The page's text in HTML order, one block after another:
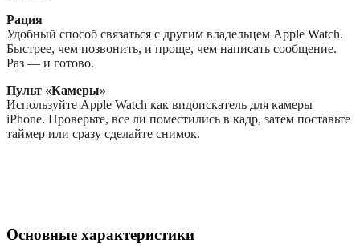
Рация
Удобный способ связаться с другим владельцем Apple Watch.
Быстрее, чем позвонить, и проще, чем написать сообщение.
Раз — и готово.
Пульт «Камеры»
Используйте Apple Watch как видоискатель для камеры
iPhone. Проверьте, все ли поместились в кадр, затем поставьте
таймер или сразу сделайте снимок.
Основные характеристики